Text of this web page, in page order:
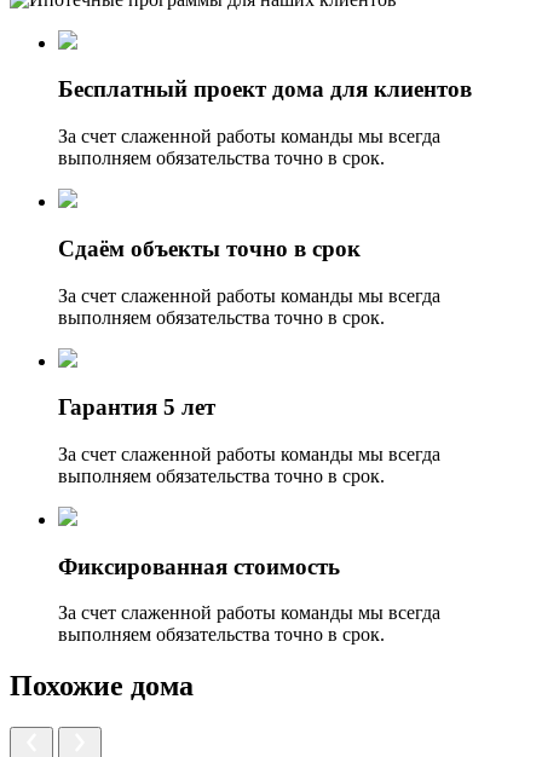
Бесплатный проект дома для клиентов
За счет слаженной работы команды мы всегда
выполняем обязательства точно в срок.
Сдаём объекты точно в срок
За счет слаженной работы команды мы всегда
выполняем обязательства точно в срок.
Гарантия 5 лет
За счет слаженной работы команды мы всегда
выполняем обязательства точно в срок.
Фиксированная стоимость
За счет слаженной работы команды мы всегда
выполняем обязательства точно в срок.
Похожие дома